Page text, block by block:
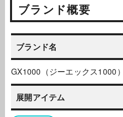
ブランド概要
ブランド名
GX1000（ジーエックス1000）
展開アイテム